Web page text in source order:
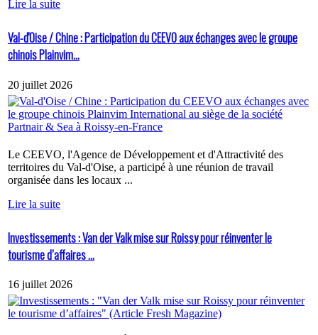
Lire la suite
Val-d'Oise / Chine : Participation du CEEVO aux échanges avec le groupe
chinois Plainvim...
20 juillet 2026
Le CEEVO, l'Agence de Développement et d'Attractivité des
territoires du Val-d'Oise, a participé à une réunion de travail
organisée dans les locaux ...
Lire la suite
Investissements : Van der Valk mise sur Roissy pour réinventer le
tourisme d’affaires ...
16 juillet 2026